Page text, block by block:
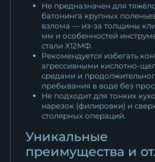
Не предназначен для
батонинга крупных
взлома — из-за толщины
мм и особенностей
стали Х12МФ.
Рекомендуется избегать
агрессивными кислотно-
средами и
пребывания в воде без
Не подходит для тонких
нарезок (филировки) и
столярных операций.
Уникальные
преимущества и